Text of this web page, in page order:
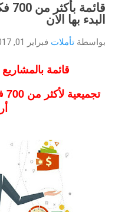
البدء بها الان
بواسطة تأملات فبراير 01, 2017
قائمة